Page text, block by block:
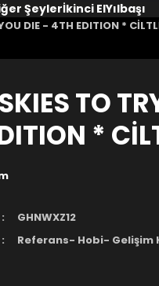
Şeylerİkinci ElYılbaşı
DIE - 4TH EDITION *
TO
*
GHNWXZ12
Referans- Hobi- Gelişim